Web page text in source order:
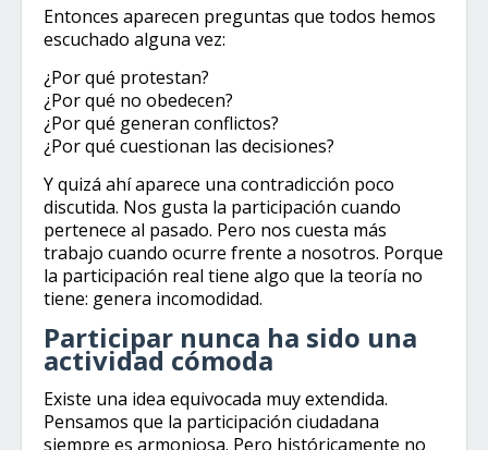
Entonces aparecen preguntas que todos hemos
escuchado alguna vez:
¿Por qué protestan?
¿Por qué no obedecen?
¿Por qué generan conflictos?
¿Por qué cuestionan las decisiones?
Y quizá ahí aparece una contradicción poco
discutida. Nos gusta la participación cuando
pertenece al pasado. Pero nos cuesta más
trabajo cuando ocurre frente a nosotros. Porque
la participación real tiene algo que la teoría no
tiene: genera incomodidad.
Participar nunca ha sido una
actividad cómoda
Existe una idea equivocada muy extendida.
Pensamos que la participación ciudadana
siempre es armoniosa. Pero históricamente no